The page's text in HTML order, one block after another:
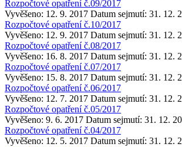
Rozpočtové opatření č.09/2017
Vyvěšeno: 12. 9. 2017 Datum sejmutí: 31. 12.
Rozpočtové opatření č.10/2017
Vyvěšeno: 12. 9. 2017 Datum sejmutí: 31. 12.
Rozpočtové opatření č.08/2017
Vyvěšeno: 16. 8. 2017 Datum sejmutí: 31. 12.
Rozpočtové opatření č.07/2017
Vyvěšeno: 15. 8. 2017 Datum sejmutí: 31. 12.
Rozpočtové opatření č.06/2017
Vyvěšeno: 12. 7. 2017 Datum sejmutí: 31. 12.
Rozpočtové opatření č.05/2017
Vyvěšeno: 9. 6. 2017 Datum sejmutí: 31. 12.
Rozpočtové opatření č.04/2017
Vyvěšeno: 12. 5. 2017 Datum sejmutí: 31. 12.